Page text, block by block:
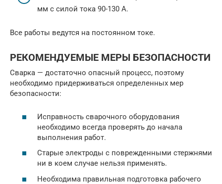
мм с силой тока 90-130 А.
Все работы ведутся на постоянном токе.
РЕКОМЕНДУЕМЫЕ МЕРЫ БЕЗОПАСНОСТИ
Сварка — достаточно опасный процесс, поэтому
необходимо придерживаться определенных мер
безопасности:
Исправность сварочного оборудования
необходимо всегда проверять до начала
выполнения работ.
Старые электроды с поврежденными стержнями
ни в коем случае нельзя применять.
Необходима правильная подготовка рабочего